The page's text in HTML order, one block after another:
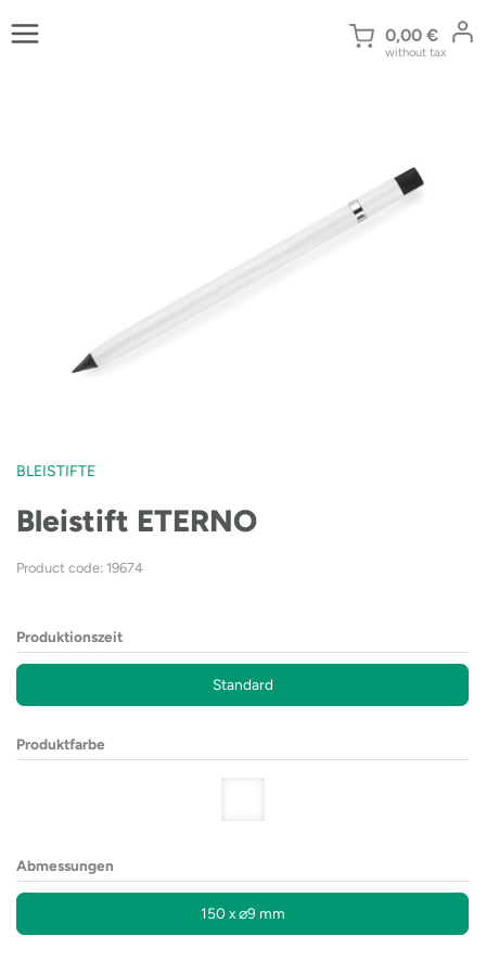
Inhalt
0,00 €
without tax
BLEISTIFTE
Bleistift ETERNO
Product code: 19674
Produktionszeit
Standard
Produktfarbe
Abmessungen
150 x ⌀9 mm